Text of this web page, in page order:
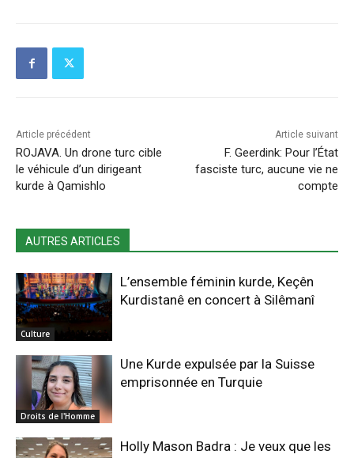
Article précédent
ROJAVA. Un drone turc cible
le véhicule d’un dirigeant
kurde à Qamishlo
Article suivant
F. Geerdink: Pour l’État
fasciste turc, aucune vie ne
compte
AUTRES ARTICLES
Culture
L’ensemble féminin kurde, Keçên
Kurdistanê en concert à Silêmanî
Droits de l'Homme
Une Kurde expulsée par la Suisse
emprisonnée en Turquie
Holly Mason Badra : Je veux que les